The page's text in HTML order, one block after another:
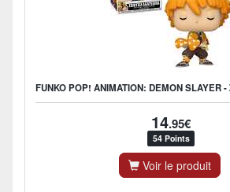
14.95€
54 Points
Voir le produit